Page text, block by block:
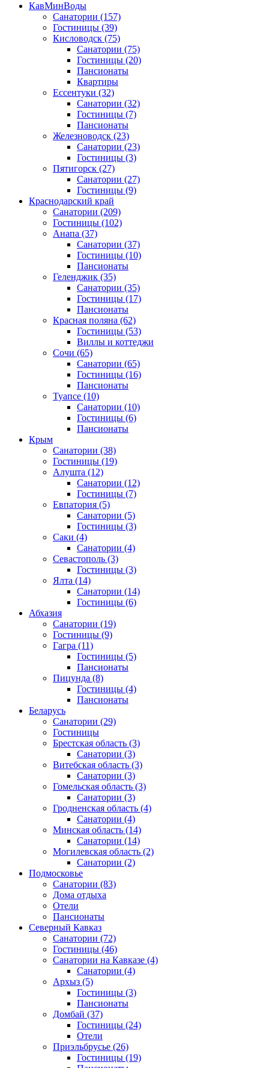
КавМинВоды
Санатории (157)
Гостиницы (39)
Кисловодск (75)
Санатории (75)
Гостиницы (20)
Пансионаты
Квартиры
Ессентуки (32)
Санатории (32)
Гостиницы (7)
Пансионаты
Железноводск (23)
Санатории (23)
Гостиницы (3)
Пятигорск (27)
Санатории (27)
Гостиницы (9)
Краснодарский край
Санатории (209)
Гостиницы (102)
Анапа (37)
Санатории (37)
Гостиницы (10)
Пансионаты
Геленджик (35)
Санатории (35)
Гостиницы (17)
Пансионаты
Красная поляна (62)
Гостиницы (53)
Виллы и коттеджи
Сочи (65)
Санатории (65)
Гостиницы (16)
Пансионаты
Туапсе (10)
Санатории (10)
Гостиницы (6)
Пансионаты
Крым
Санатории (38)
Гостиницы (19)
Алушта (12)
Санатории (12)
Гостиницы (7)
Евпатория (5)
Санатории (5)
Гостиницы (3)
Саки (4)
Санатории (4)
Севастополь (3)
Гостиницы (3)
Ялта (14)
Санатории (14)
Гостиницы (6)
Абхазия
Санатории (19)
Гостиницы (9)
Гагра (11)
Гостиницы (5)
Пансионаты
Пицунда (8)
Гостиницы (4)
Пансионаты
Беларусь
Санатории (29)
Гостиницы
Брестская область (3)
Санатории (3)
Витебская область (3)
Санатории (3)
Гомельская область (3)
Санатории (3)
Гродненская область (4)
Санатории (4)
Минская область (14)
Санатории (14)
Могилевская область (2)
Санатории (2)
Подмосковье
Санатории (83)
Дома отдыха
Отели
Пансионаты
Северный Кавказ
Санатории (72)
Гостиницы (46)
Санатории на Кавказе (4)
Санатории (4)
Архыз (5)
Гостиницы (3)
Пансионаты
Домбай (37)
Гостиницы (24)
Отели
Приэльбрусье (26)
Гостиницы (19)